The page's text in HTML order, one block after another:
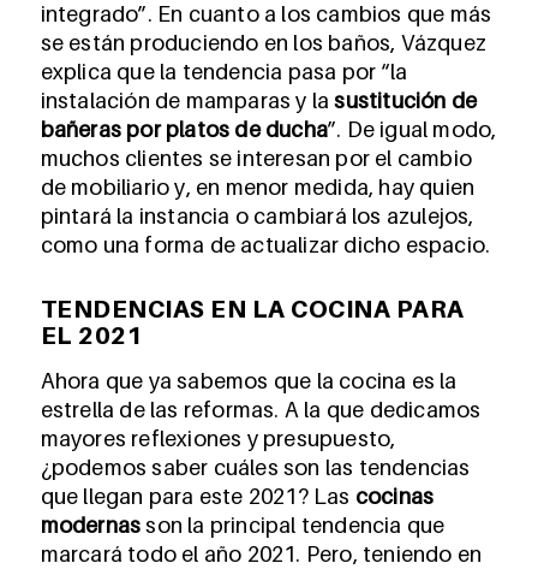
integrado”. En cuanto a los cambios que más
se están produciendo en los baños, Vázquez
explica que la tendencia pasa por “la
instalación de mamparas y lasustitución de
bañeras por platos de ducha”. De igual modo,
muchos clientes se interesan por el cambio
de mobiliario y, en menor medida, hay quien
pintará la instancia o cambiará los azulejos,
como una forma de actualizar dicho espacio.
TENDENCIAS EN LA COCINA PARA
EL 2021
Ahora que ya sabemos que la cocina es la
estrella de las reformas. A la que dedicamos
mayores reflexiones y presupuesto,
¿podemos saber cuáles son las tendencias
que llegan para este 2021? Las cocinas
modernasson la principal tendencia que
marcará todo el año 2021. Pero, teniendo en